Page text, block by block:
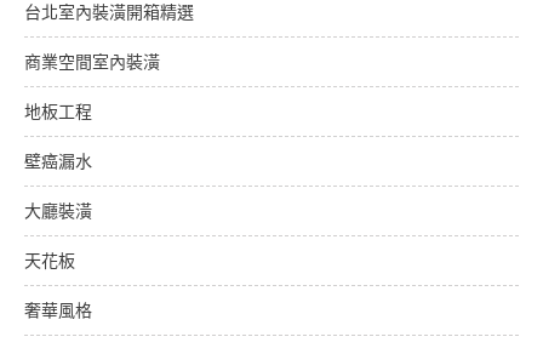
台北室內裝潢開箱精選
商業空間室內裝潢
地板工程
壁癌漏水
大廳裝潢
天花板
奢華風格